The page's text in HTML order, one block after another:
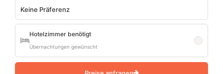
Hotelzimmer benötigt
Übernachtungen gewünscht